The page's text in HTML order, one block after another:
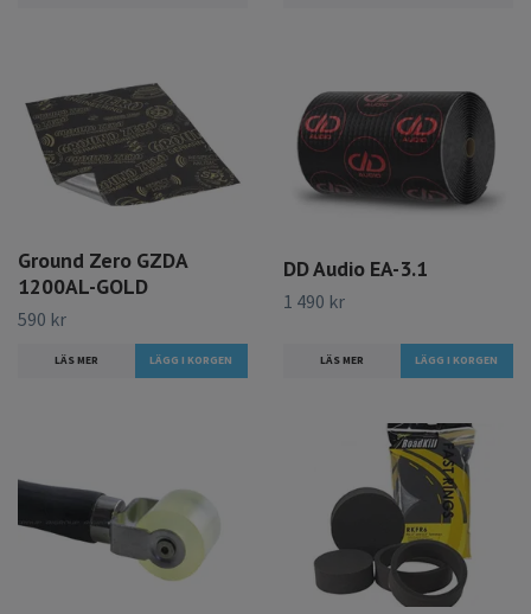
Ground Zero GZDA
1200AL-GOLD
590 kr
LÄS MER
DD Audio EA-3.1
1 490 kr
LÄS MER